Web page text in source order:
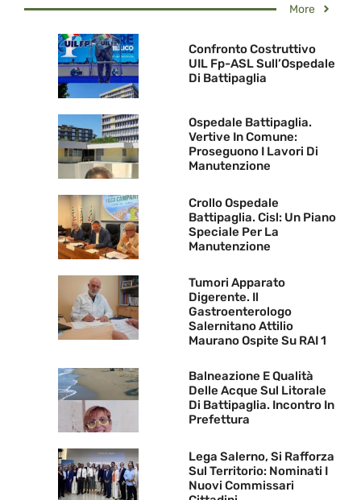
More
Confronto Costruttivo
UIL Fp-ASL Sull’Ospedale
Di Battipaglia
Ospedale Battipaglia.
Vertive In Comune:
Proseguono I Lavori Di
Manutenzione
Crollo Ospedale
Battipaglia. Cisl: Un Piano
Speciale Per La
Manutenzione
Tumori Apparato
Digerente. Il
Gastroenterologo
Salernitano Attilio
Maurano Ospite Su RAI 1
Balneazione E Qualità
Delle Acque Sul Litorale
Di Battipaglia. Incontro In
Prefettura
Lega Salerno, Si Rafforza
Sul Territorio: Nominati I
Nuovi Commissari